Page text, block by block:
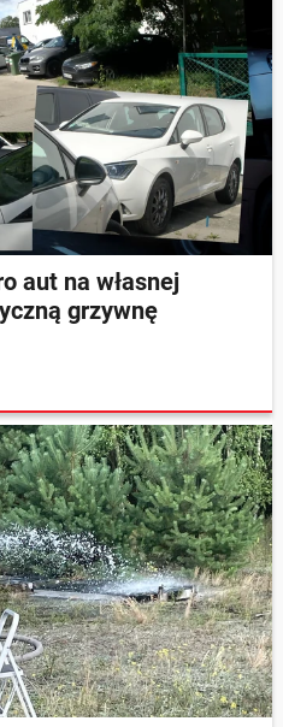
aut na własnej
grzywnę